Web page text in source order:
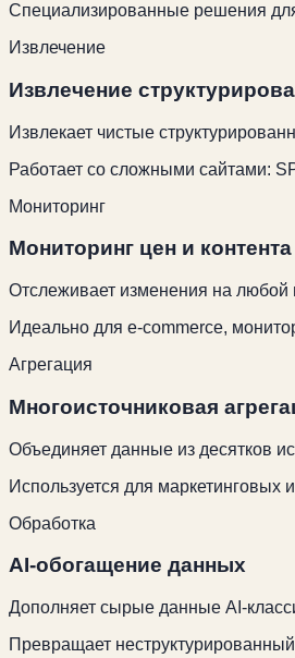
Специализированные решения
Извлечение
Извлечение
Извлекает чистые
Работает со сложными сайтами:
Мониторинг
Мониторинг цен и контента
Отслеживает изменения на любой
Идеально для e-commerce,
Агрегация
Многоисточниковая
Объединяет данные из десятков
Используется для маркетинговых
Обработка
AI-обогащение данных
Дополняет сырые данные AI-
Превращает